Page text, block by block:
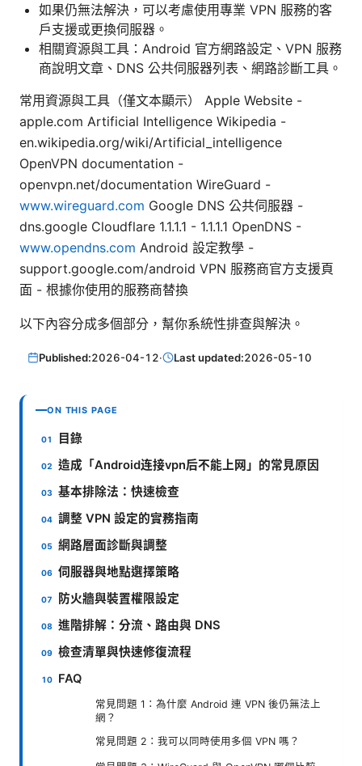
如果仍無法解決，可以考慮使用專業 VPN 服務的客
戶支援或更換伺服器。
相關資源與工具：Android 官方網路設定、VPN 服務
商說明文章、DNS 公共伺服器列表、網路診斷工具。
常用資源與工具（僅文本顯示） Apple Website -
apple.com Artificial Intelligence Wikipedia -
en.wikipedia.org/wiki/Artificial_intelligence
OpenVPN documentation -
openvpn.net/documentation WireGuard -
www.wireguard.com Google DNS 公共伺服器 -
dns.google Cloudflare 1.1.1.1 - 1.1.1.1 OpenDNS -
www.opendns.com Android 設定教學 -
support.google.com/android VPN 服務商官方支援頁
面 - 根據你使用的服務商替換
以下內容分成多個部分，幫你系統性排查與解決。
Published:2026-04-12· Last updated:2026-05-10
ON THIS PAGE
目錄
造成「Android连接vpn后不能上网」的常見原因
基本排除法：快速檢查
調整 VPN 設定的實務指南
網路層面診斷與調整
伺服器與地點選擇策略
防火牆與裝置權限設定
進階排解：分流、路由與 DNS
檢查清單與快速修復流程
FAQ
常見問題 1：為什麼 Android 連 VPN 後仍無法上
網？
常見問題 2：我可以同時使用多個 VPN 嗎？